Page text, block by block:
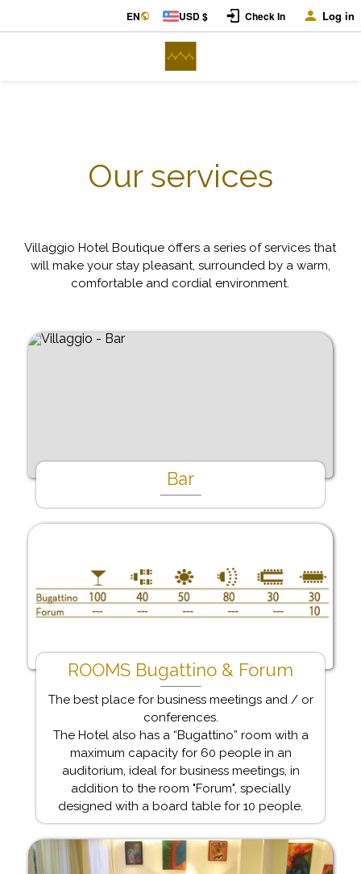
EN USD $ Check In Log in
Our services
Villaggio Hotel Boutique offers a series of services that
will make your stay pleasant, surrounded by a warm,
comfortable and cordial environment.
Bar
ROOMS Bugattino & Forum
The best place for business meetings and / or
conferences.
The Hotel also has a “Bugattino” room with a
maximum capacity for 60 people in an
auditorium, ideal for business meetings, in
addition to the room "Forum", specially
designed with a board table for 10 people.